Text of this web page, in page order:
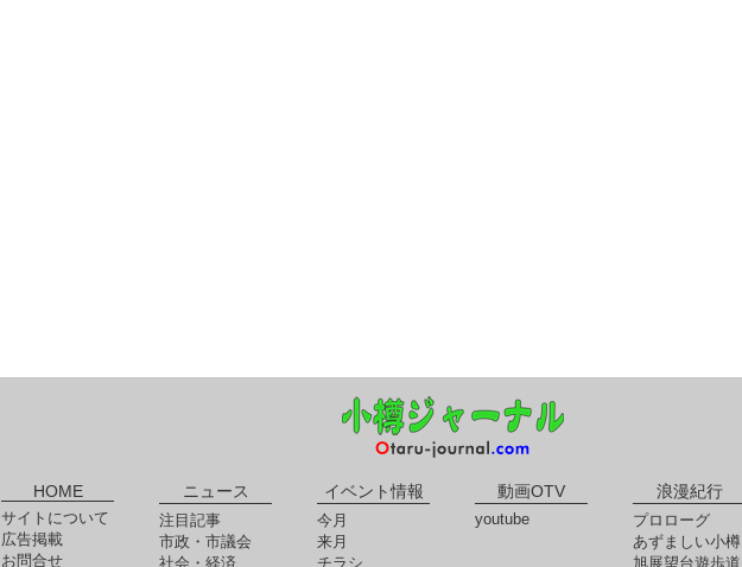
HOME
サイトについて
広告掲載
お問合せ
ニュース
注目記事
市政・市議会
社会・経済
イベント情報
今月
来月
チラシ
動画OTV
youtube
浪漫紀行
プロローグ
あずましい小樽
旭展望台遊歩道